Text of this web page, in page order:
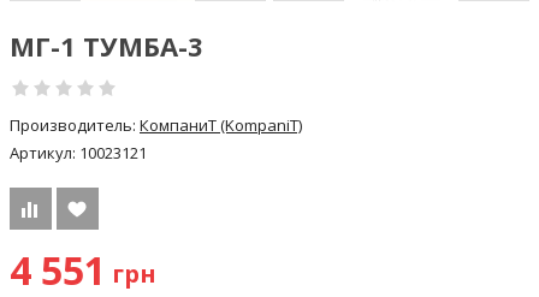
МГ-1 ТУМБА-3
Производитель: КомпаниТ (KompaniT)
Артикул: 10023121
4 551 грн